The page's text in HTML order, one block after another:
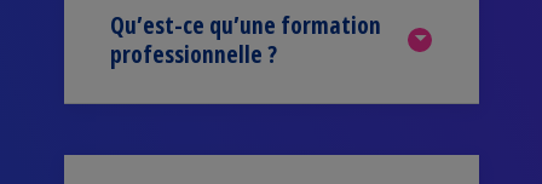
Qu’est-ce qu’une formation
professionnelle ?